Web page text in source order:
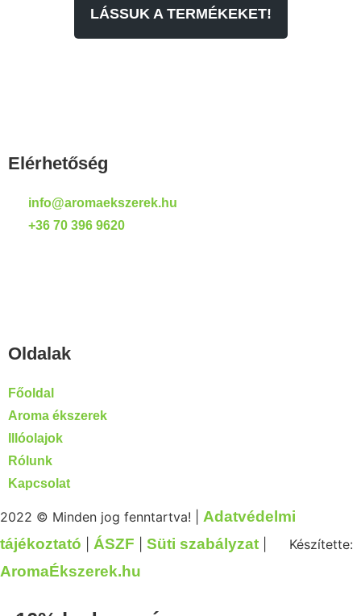
LÁSSUK A TERMÉKEKET!
Elérhetőség
info@aromaekszerek.hu
+36 70 396 9620
Oldalak
Főoldal
Aroma ékszerek
Illóolajok
Rólunk
Kapcsolat
2022 © Minden jog fenntartva! | Adatvédelmi
tájékoztató
ÁSZF Süti szabályzat Készítette:
AromaÉkszerek.hu